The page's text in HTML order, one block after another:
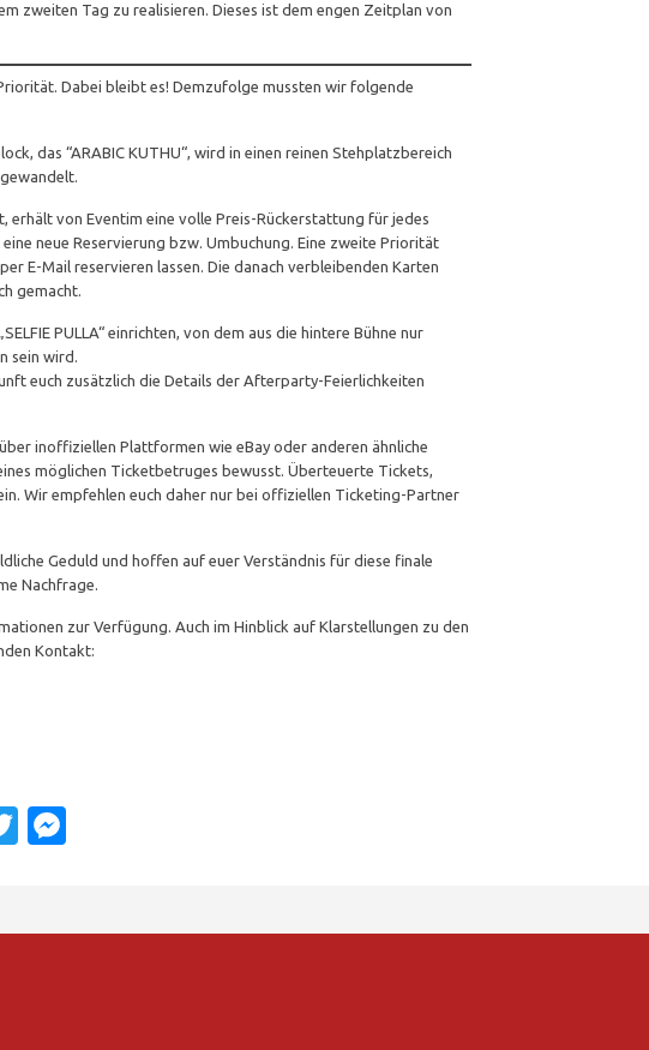
zweiten Tag zu realisieren. Dieses ist dem engen Zeitplan von
Dabei bleibt es! Demzufolge mussten wir folgende
das “ARABIC KUTHU“, wird in einen reinen Stehplatzbereich
erhält von Eventim eine volle Preis-Rückerstattung für jedes
neue Reservierung bzw. Umbuchung. Eine zweite Priorität
E-Mail reservieren lassen. Die danach verbleibenden Karten
gemacht.
PULLA“ einrichten, von dem aus die hintere Bühne nur
sein wird.
euch zusätzlich die Details der Afterparty-Feierlichkeiten
inoffiziellen Plattformen wie eBay oder anderen ähnliche
möglichen Ticketbetruges bewusst. Überteuerte Tickets,
Wir empfehlen euch daher nur bei offiziellen Ticketing-Partner
Geduld und hoffen auf euer Verständnis für diese finale
Nachfrage.
zur Verfügung. Auch im Hinblick auf Klarstellungen zu den
Kontakt:
Twitter